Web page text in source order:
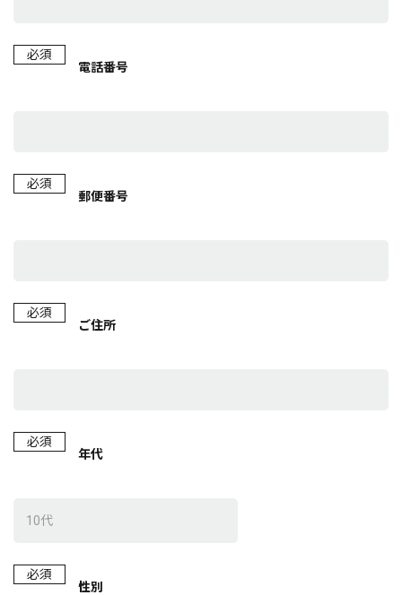
必須
電話番号
必須
郵便番号
必須
ご住所
必須
年代
必須
性別